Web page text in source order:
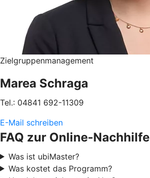
Zielgruppenmanagement
Marea Schraga
Tel.: 04841 692-11309
E-Mail schreiben
FAQ zur Online-Nachhilfe
Was ist ubiMaster?
Was kostet das Programm?